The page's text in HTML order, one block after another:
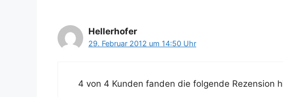
Hellerhofer
29. Februar 2012 um 14:50 Uhr
4 von 4 Kunden fanden die folgende Rezension